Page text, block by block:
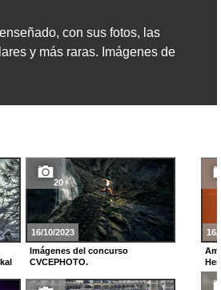
con sus fotos, las
y más raras. Imágenes de
20
16/10/2023
Imágenes del concurso
CVCEPHOTO.
16/